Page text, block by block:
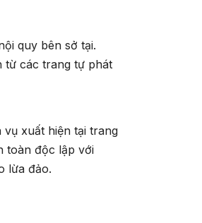
quy bên sở tại.
từ các trang tự phát
xuất hiện tại trang
toàn độc lập với
lừa đảo.